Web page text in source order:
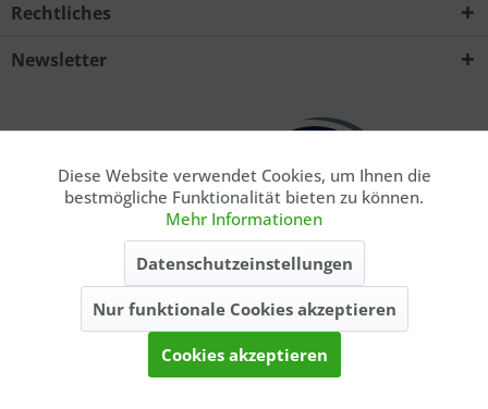
genommen.. *
Senden
Rechtliches
Newsletter
* Privatkunde. Alle Preise inkl. gesetzl. Mehrwertsteuer zzgl.
Versandkosten, wenn nicht anders beschrieben. Die
Deutschlands, Lieferzeiten für andere Länder entnehmen Sie bitte der
SchaltflächeVersand & Zahlung
Funktionale Aktiv
Aktiv
Tracking Aktiv
Diese Website verwendet Cookies, um Ihnen die
bestmögliche Funktionalität bieten zu können.
Mehr Informationen
Datenschutzeinstellungen
Nur funktionale Cookies akzeptieren
Cookies akzeptieren